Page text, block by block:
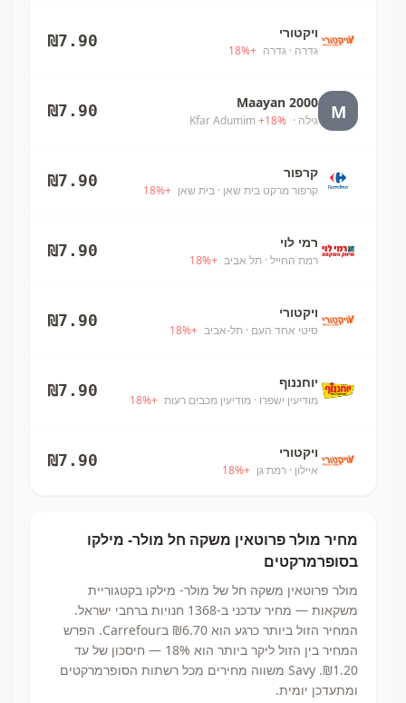
ויקטורי
גדרה · גדרה +
18%
₪7.90
M
Maayan 2000
גילה · Kfar Adumim
+18%
₪7.90
קרפור
קרפור מרקט בית שאן · בית שאן +
18%
₪7.90
רמי לוי
רמת החייל · תל אביב +
18%
₪7.90
ויקטורי
סיטי אחד העם · תל-אביב +
18%
₪7.90
יוחננוף
מודיעין ישפרו · מודיעין מכבים רעות +
18%
₪7.90
ויקטורי
איילון · רמת גן +
18%
₪7.90
מחיר מולר פרוטאין משקה חל מולר- מילקו
בסופרמרקטים
מולר פרוטאין משקה חל של מולר- מילקו בקטגוריית
משקאות — מחיר עדכני ב-1368 חנויות ברחבי ישראל.
המחיר הזול ביותר כרגע הוא ₪6.70
בCarrefour.
הפרש
המחיר בין הזול ליקר ביותר הוא 18% — חיסכון של עד
₪1.20.
Savy משווה מחירים מכל רשתות הסופרמרקטים
ומתעדכן יומית.